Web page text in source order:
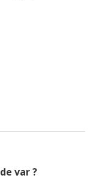
var ?